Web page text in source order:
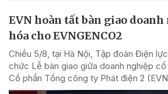
EVN hoàn tất bàn giao
hóa cho EVNGENCO2
Chiều 5/8, tại Hà Nội, Tập đoàn Điện
chức Lễ bàn giao giữa doanh nghiệp
Cổ phần Tổng công ty Phát điện 2